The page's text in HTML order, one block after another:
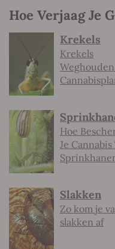
Hoe Verjaag Je
Krekels
Krekels
Weghouden
Hoe
Je Cannabis
Slakken
Zo kom je
slakken af